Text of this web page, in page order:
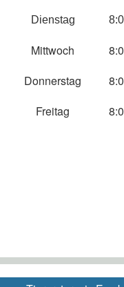
Dienstag
Mittwoch
Donnerstag
Freitag